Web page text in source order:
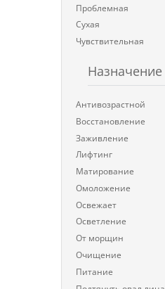
Проблемная
Сухая
Чувствительная
Назначение
Антивозрастной
Восстановление
Заживление
Лифтинг
Матирование
Омоложение
Освежает
Осветление
От морщин
Очищение
Питание